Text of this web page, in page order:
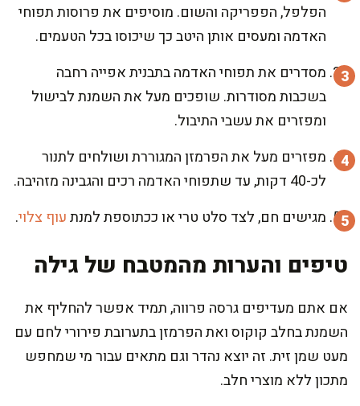
הפלפל, הפפריקה והשום. מוסיפים את פרוסות תפוחי
האדמה ומעסים אותן היטב כך שיכוסו בכל הטעמים.
מסדרים את תפוחי האדמה בתבנית אפייה רחבה
בשכבות מסודרות. שופכים מעל את השמנת לבישול
ומפזרים את עשבי התיבול.
מפזרים מעל את הפרמזן המגוררת ושולחים לתנור
לכ-40 דקות, עד שתפוחי האדמה רכים והגבינה מזהיבה.
מגישים חם, לצד סלט טרי או ככתוספת למנתעוף צלוי.
טיפים והערות מהמטבח של גילה
אם אתם מעדיפים גרסה פרווה, תמיד אפשר להחליף את
השמנת בחלב קוקוס ואת הפרמזן בתערובת פירורי לחם עם
מעט שמן זית. זה יוצא נהדר וגם מתאים עבור מי שמחפש
מתכון ללא מוצרי חלב.